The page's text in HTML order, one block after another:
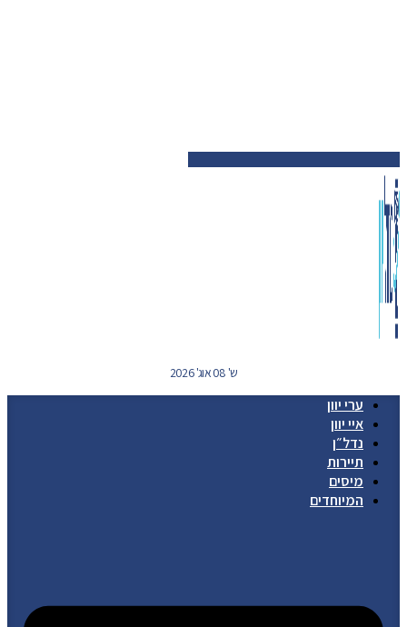
ש' 08 אוג' 2026
ערי יוון
איי יוון
נדל״ן
תיירות
מיסים
המיוחדים